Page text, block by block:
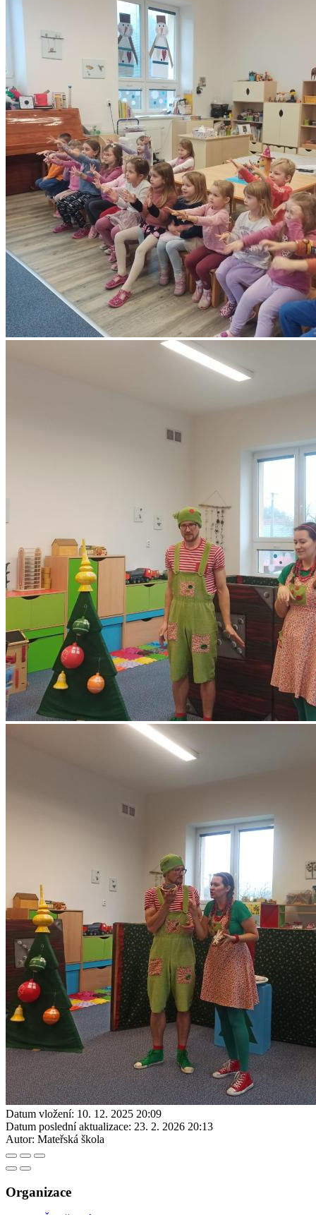
Datum vložení: 10. 12. 2025 20:09
Datum poslední aktualizace: 23. 2. 2026 20:13
Autor: Mateřská škola
Organizace